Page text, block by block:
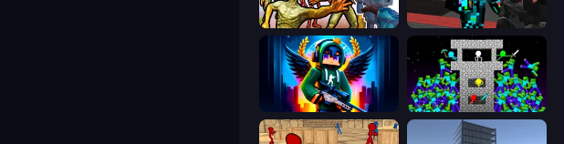
Monster Shooter Apocalypse Pixel Wars of Hero
Stick Epic Fighter